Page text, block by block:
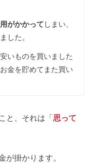
がかかって しまい、
した。
いものを買いました
金を貯めてまた買い
と、それは「思って
が掛かります。